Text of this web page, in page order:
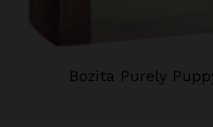
Bozita Purely